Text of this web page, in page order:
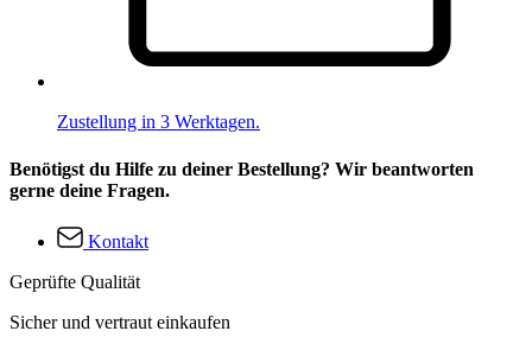
Zustellung in 3 Werktagen.
Benötigst du Hilfe zu deiner Bestellung? Wir beantworten
gerne deine Fragen.
Kontakt
Geprüfte Qualität
Sicher und vertraut einkaufen